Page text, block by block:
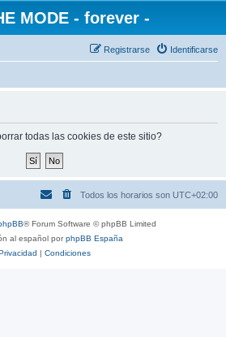
MODE - forever -
Identificarse
Registrarse
todas las cookies de este sitio?
Todos los horarios son UTC+02:00
® Forum Software © phpBB Limited
al español porphpBB España
| Condiciones